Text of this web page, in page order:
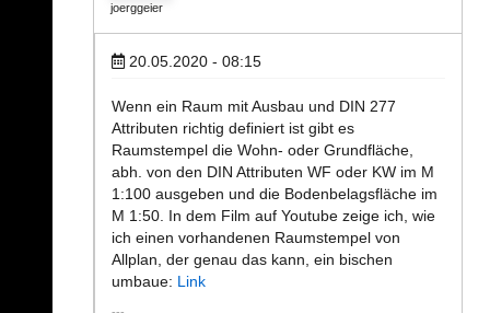
joerggeier
20.05.2020 - 08:15
Wenn ein Raum mit Ausbau und DIN 277
Attributen richtig definiert ist gibt es
Raumstempel die Wohn- oder Grundfläche,
abh. von den DIN Attributen WF oder KW im M
1:100 ausgeben und die Bodenbelagsfläche im
M 1:50. In dem Film auf Youtube zeige ich, wie
ich einen vorhandenen Raumstempel von
Allplan, der genau das kann, ein bischen
umbaue: Link